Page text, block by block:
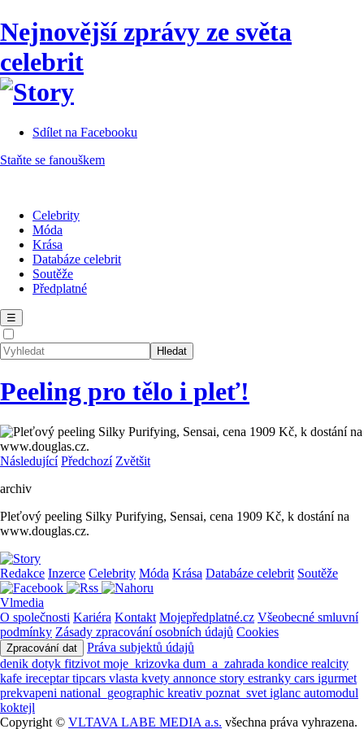
Nejnovější zprávy ze světa
celebrit
Sdílet na Facebooku
Staňte se fanouškem
Celebrity
Móda
Krása
Databáze celebrit
Soutěže
Předplatné
☰
Peeling pro tělo i pleť!
Následující Předchozí Zvětšit
archiv
Pleťový peeling Silky Purifying, Sensai, cena 1909 Kč, k dostání na
www.douglas.cz.
Redakce Inzerce Celebrity Móda Krása Databáze celebrit Soutěže
Vlmedia
O společnosti Kariéra Kontakt Mojepředplatné.cz Všeobecné smluvní
podmínky Zásady zpracování osobních údajů Cookies
Zpracování dat
Práva subjektů údajů
denik dotyk fitzivot moje_krizovka dum_a_zahrada kondice realcity
kafe ireceptartipcars vlasta kvety annonce story estranky cars igurmet
prekvapeni national_geographic kreativ poznat_svet iglanc automodul
koktejl
Copyright © VLTAVA LABE MEDIA a.s. všechna práva vyhrazena.